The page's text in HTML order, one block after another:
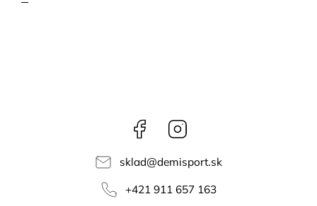
Facebook
sklad@demisport.sk
+421 911 657 163